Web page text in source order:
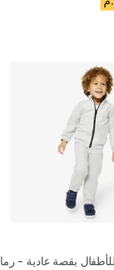
بقصة عادية -